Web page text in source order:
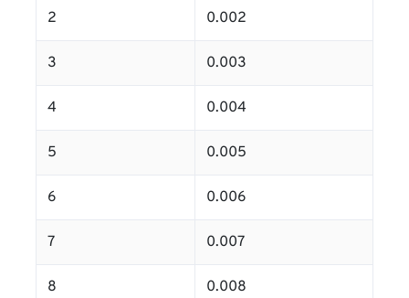
2 0.002
3 0.003
4 0.004
5 0.005
6 0.006
7 0.007
8 0.008